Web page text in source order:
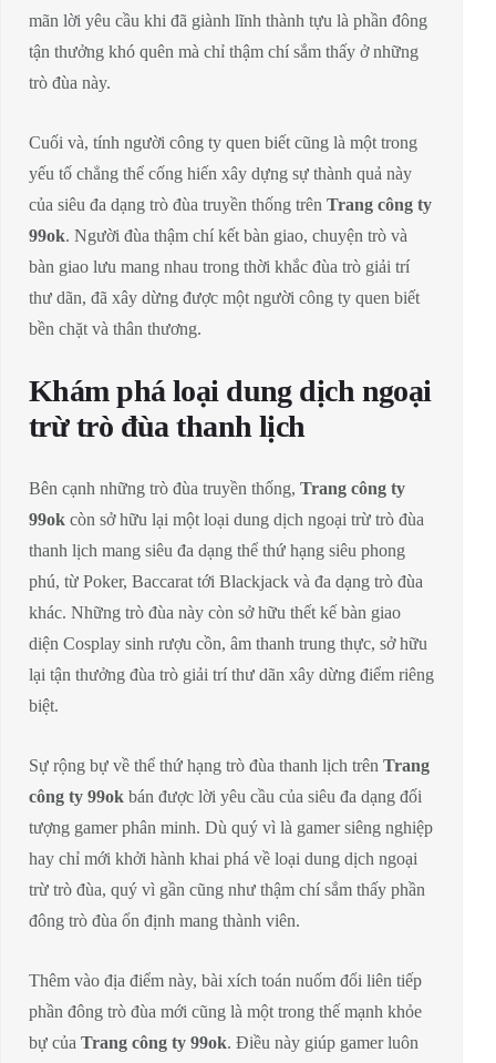
mãn lời yêu cầu khi đã giành lĩnh thành tựu là phần đông
tận thưởng khó quên mà chỉ thậm chí sắm thấy ở những
trò đùa này.
Cuối và, tính người công ty quen biết cũng là một trong
yếu tố chẳng thể cống hiến xây dựng sự thành quả này
của siêu đa dạng trò đùa truyền thống trên Trang công ty
99ok. Người đùa thậm chí kết bàn giao, chuyện trò và
bàn giao lưu mang nhau trong thời khắc đùa trò giải trí
thư dãn, đã xây dừng được một người công ty quen biết
bền chặt và thân thương.
Khám phá loại dung dịch ngoại
trừ trò đùa thanh lịch
Bên cạnh những trò đùa truyền thống, Trang công ty
99ok còn sở hữu lại một loại dung dịch ngoại trừ trò đùa
thanh lịch mang siêu đa dạng thể thứ hạng siêu phong
phú, từ Poker, Baccarat tới Blackjack và đa dạng trò đùa
khác. Những trò đùa này còn sở hữu thết kế bàn giao
diện Cosplay sinh rượu cồn, âm thanh trung thực, sở hữu
lại tận thưởng đùa trò giải trí thư dãn xây dừng điểm riêng
biệt.
Sự rộng bự về thể thứ hạng trò đùa thanh lịch trên Trang
công ty 99ok bán được lời yêu cầu của siêu đa dạng đối
tượng gamer phân minh. Dù quý vì là gamer siêng nghiệp
hay chỉ mới khởi hành khai phá về loại dung dịch ngoại
trừ trò đùa, quý vì gần cũng như thậm chí sắm thấy phần
đông trò đùa ổn định mang thành viên.
Thêm vào địa điểm này, bài xích toán nuốm đổi liên tiếp
phần đông trò đùa mới cũng là một trong thế mạnh khỏe
bự của Trang công ty 99ok. Điều này giúp gamer luôn